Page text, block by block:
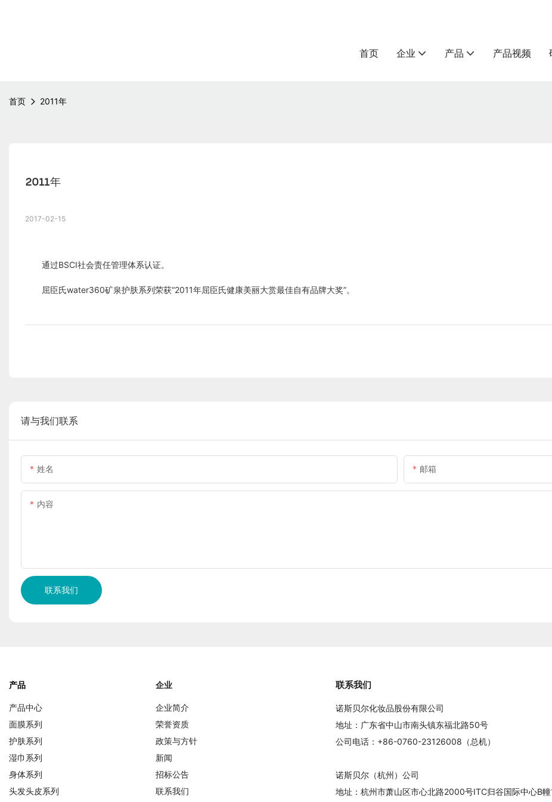
首页 企业 产品 产品视频
首页 2011年
2011年
2017-02-15
通过BSCI社会责任管理体系认证。
屈臣氏water360矿泉护肤系列荣获“2011年屈臣氏健康美丽大赏最佳自有品牌大奖”。
请与我们联系
姓名 邮箱
内容
联系我们
产品
产品中心
面膜系列
护肤系列
湿巾系列
身体系列
头发头皮系列
企业
企业简介
荣誉资质
政策与方针
新闻
招标公告
联系我们
联系我们
诺斯贝尔化妆品股份有限公司
地址：广东省中山市南头镇东福北路50号
公司电话：+86-0760-23126008（总机）
诺斯贝尔（杭州）公司
地址：杭州市萧山区市心北路2000号ITC归谷国际中心